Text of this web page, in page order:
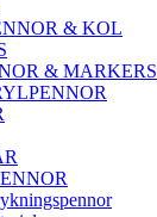
& KOL
& MARKERS